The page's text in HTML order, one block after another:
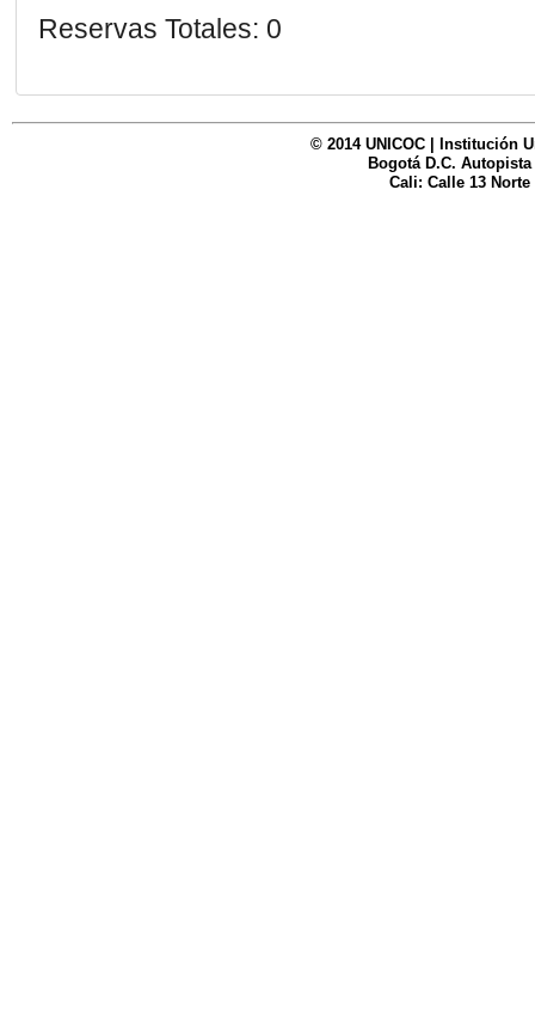
Reservas Totales: 0
© 2014 UNICOC | Institución
Bogotá D.C. Autopista
Cali: Calle 13 Norte